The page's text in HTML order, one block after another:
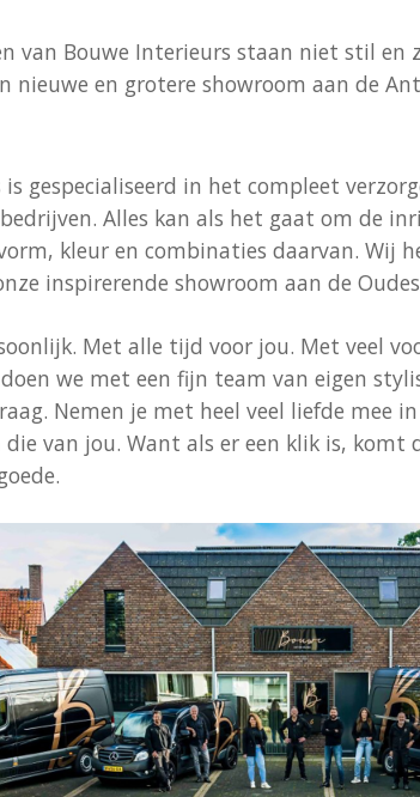
van Bouwe Interieurs staan niet stil
nieuwe en grotere showroom aan de
gespecialiseerd in het compleet
Alles kan als het gaat om de
kleur en combinaties daarvan. Wij
inspirerende showroom aan de
Met alle tijd voor jou. Met veel
we met een fijn team van eigen
Nemen je met heel veel liefde mee
die van jou. Want als er een klik is,